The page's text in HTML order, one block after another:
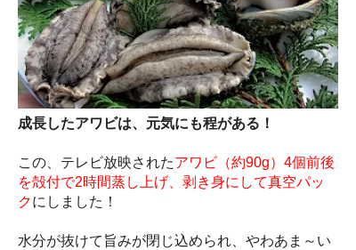
成長したアワビは、元気にも程がある！
この、テレビ放映されたアワビ（約90g）4個前後
を殻付で2時間蒸し上げ、剥き身にして真空パッ
クにしました！
水分が抜けて旨みが閉じ込められ、やわあま～い